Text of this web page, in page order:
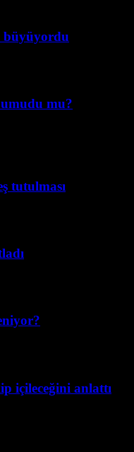
büyüyordu
umudu mu?
tutulması
içileceğini anlattı